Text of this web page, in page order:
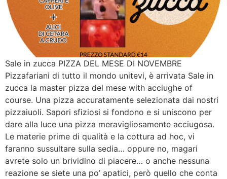
Sale in zucca PIZZA DEL MESE DI NOVEMBRE
Pizzafariani di tutto il mondo unitevi, è arrivata Sale in
zucca la master pizza del mese with acciughe of
course. Una pizza accuratamente selezionata dai nostri
pizzaiuoli. Sapori sfiziosi si fondono e si uniscono per
dare alla luce una pizza meravigliosamente acciugosa.
Le materie prime di qualità e la cottura ad hoc, vi
faranno sussultare sulla sedia… oppure no, magari
avrete solo un brividino di piacere… o anche nessuna
reazione se siete una po’ apatici, però quello che conta